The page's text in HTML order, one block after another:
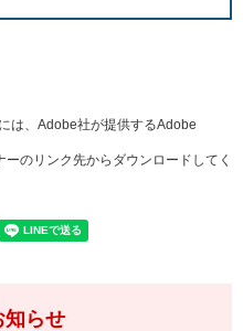
は、Adobe社が提供するAdobe
のリンク先からダウンロードしてく
知らせ